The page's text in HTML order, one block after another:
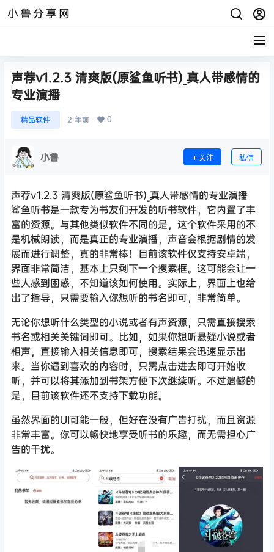
小鲁分享网
声荐v1.2.3 清爽版(原鲨鱼听书)_真人带感情的
专业演播
精品软件 2 年前 0
小鲁 关注 私信
声荐v1.2.3 清爽版(原鲨鱼听书)_真人带感情的专业演播
鲨鱼听书是一款专为书友们开发的听书软件，它内置了丰
富的资源。与其他类似软件不同的是，这个软件采用的不
是机械朗读，而是真正的专业演播，声音会根据剧情的发
展而进行调整，真的非常棒！目前该软件仅支持安卓端，
界面非常简洁，基本上只剩下一个搜索框。这可能会让一
些人感到困惑，不知道该如何使用。实际上，界面上也给
出了指导，只需要输入你想听的书名即可，非常简单。
无论你想听什么类型的小说或者有声资源，只需直接搜索
书名或相关关键词即可。比如，如果你想听悬疑小说或者
相声，直接输入相关信息即可，搜索结果会迅速显示出
来。当你遇到喜欢的内容时，只需点击进去即可开始收
听，并可以将其添加到书架方便下次继续听。不过遗憾的
是，目前该软件还不支持下载功能。
虽然界面的UI可能一般，但好在没有广告打扰，而且资源
非常丰富。你可以畅快地享受听书的乐趣，而无需担心广
告的干扰。